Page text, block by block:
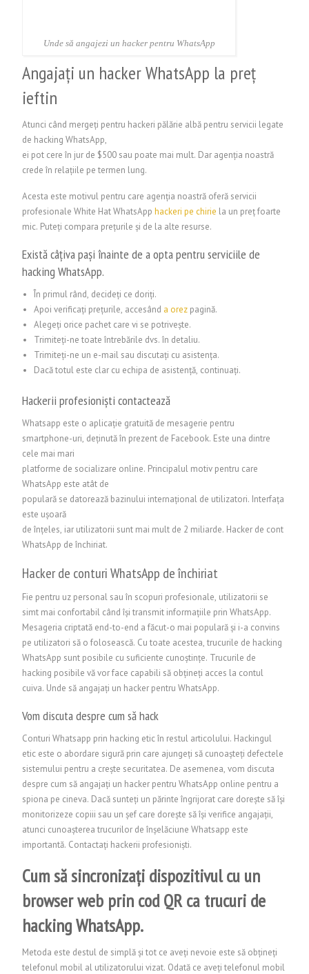
Unde să angajezi un hacker pentru WhatsApp
Angajați un hacker WhatsApp la preț
ieftin
Atunci când mergeți pentru hackeri pălărie albă pentru servicii legate
de hacking WhatsApp,
ei pot cere în jur de $500 sau poate mai mult. Dar agenția noastră
crede în relațiile pe termen lung.
Acesta este motivul pentru care agenția noastră oferă servicii
profesionale White Hat WhatsApphackeripe chirie la un preț foarte
mic. Puteți compara prețurile și de la alte resurse.
Există câțiva pași înainte de a opta pentru serviciile de
hacking WhatsApp.
În primul rând, decideți ce doriți.
Apoi verificați prețurile, accesând a orez pagină.
Alegeți orice pachet care vi se potrivește.
Trimiteți-ne toate întrebările dvs. în detaliu.
Trimiteți-ne un e-mail sau discutați cu asistența.
Dacă totul este clar cu echipa de asistență, continuați.
Hackerii profesioniști contactează
Whatsapp este o aplicație gratuită de mesagerie pentru
smartphone-uri, deținută în prezent de Facebook. Este una dintre
cele mai mari
platforme de socializare online. Principalul motiv pentru care
WhatsApp este atât de
populară se datorează bazinului internațional de utilizatori. Interfața
este ușoară
de înțeles, iar utilizatorii sunt mai mult de 2 miliarde. Hacker de cont
WhatsApp de închiriat.
Hacker de conturi WhatsApp de închiriat
Fie pentru uz personal sau în scopuri profesionale, utilizatorii se
simt mai confortabil când își transmit informațiile prin WhatsApp.
Mesageria criptată end-to-end a făcut-o mai populară și i-a convins
pe utilizatori să o folosească. Cu toate acestea, trucurile de hacking
WhatsApp sunt posibile cu suficiente cunoștințe. Trucurile de
hacking posibile vă vor face capabili să obțineți acces la contul
cuiva. Unde să angajați un hacker pentru WhatsApp.
Vom discuta despre cum să hack
Conturi Whatsapp prin hacking etic în restul articolului. Hackingul
etic este o abordare sigură prin care ajungeți să cunoașteți defectele
sistemului pentru a crește securitatea. De asemenea, vom discuta
despre cum să angajați un hacker pentru WhatsApp online pentru a
spiona pe cineva. Dacă sunteți un părinte îngrijorat care dorește să își
monitorizeze copiii sau un șef care dorește să își verifice angajații,
atunci cunoașterea trucurilor de înșelăciune Whatsapp este
importantă. Contactați hackerii profesioniști.
Cum să sincronizați dispozitivul cu un
browser web prin cod QR ca trucuri de
hacking WhatsApp.
Metoda este destul de simplă și tot ce aveți nevoie este să obțineți
telefonul mobil al utilizatorului vizat. Odată ce aveți telefonul mobil